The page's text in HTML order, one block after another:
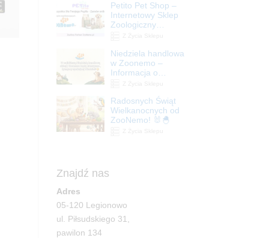
ZooNemo
Petito Pet Shop –
Internetowy Sklep
Zoologiczny
| ZooNemo
Niedziela handlowa
w Zoonemo –
Informacja o
Radosnych Świąt
Wielkanocnych od
ZooNemo! 🐰🐣
Znajdź nas
Adres
05-120 Legionowo
ul. Piłsudskiego 31,
pawilon 134